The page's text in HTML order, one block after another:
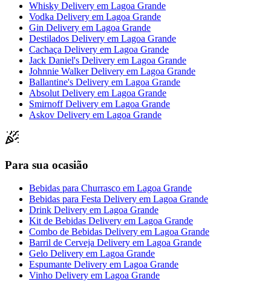
Whisky Delivery em Lagoa Grande
Vodka Delivery em Lagoa Grande
Gin Delivery em Lagoa Grande
Destilados Delivery em Lagoa Grande
Cachaça Delivery em Lagoa Grande
Jack Daniel's Delivery em Lagoa Grande
Johnnie Walker Delivery em Lagoa Grande
Ballantine's Delivery em Lagoa Grande
Absolut Delivery em Lagoa Grande
Smirnoff Delivery em Lagoa Grande
Askov Delivery em Lagoa Grande
Para sua ocasião
Bebidas para Churrasco em Lagoa Grande
Bebidas para Festa Delivery em Lagoa Grande
Drink Delivery em Lagoa Grande
Kit de Bebidas Delivery em Lagoa Grande
Combo de Bebidas Delivery em Lagoa Grande
Barril de Cerveja Delivery em Lagoa Grande
Gelo Delivery em Lagoa Grande
Espumante Delivery em Lagoa Grande
Vinho Delivery em Lagoa Grande